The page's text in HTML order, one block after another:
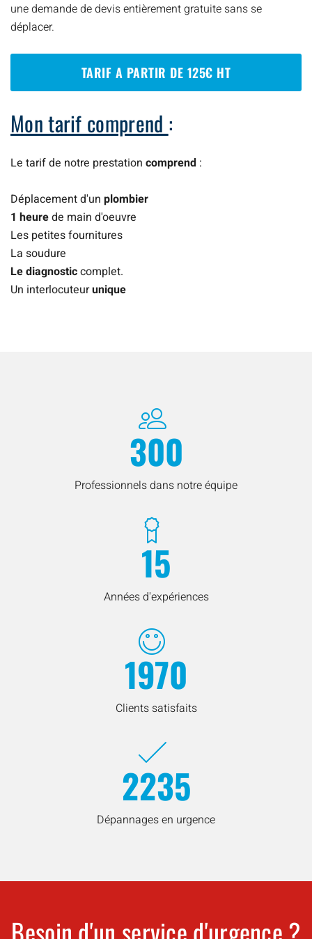
une demande de devis entièrement gratuite sans se
déplacer.
TARIF A PARTIR DE 125€ HT
Mon tarif comprend :
Le tarif de notre prestation comprend :
Déplacement d'un plombier
1 heurede main d'oeuvre
Les petites fournitures
La soudure
Le diagnosticcomplet.
Un interlocuteurunique
300
Professionnels dans notre équipe
15
Années d'expériences
1970
Clients satisfaits
2235
Dépannages en urgence